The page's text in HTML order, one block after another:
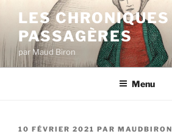
contenu
principal
LES CHRONIQUES
PASSAGÈRES
par Maud Biron
Menu
PUBLIÉ
10 FÉVRIER 2021 PAR MAUDBIRON